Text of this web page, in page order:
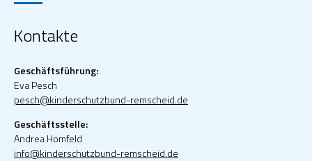
Kontakte
Geschäftsführung:
Eva Pesch
pesch@kinderschutzbund-remscheid.de
Geschäftsstelle:
Andrea Homfeld
info@kinderschutzbund-remscheid.de